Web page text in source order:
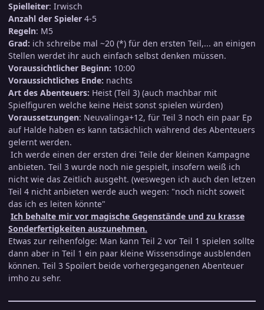
Spielleiter: Irwisch
Anzahl der Spieler 4-5
Regeln: M5
Grad: ich schreibe mal ~20 (*) für den ersten Teil,... an einigen
Stellen werdet ihr auch einfach selbst denken müssen.
Voraussichtlicher Beginn: 10:00
Voraussichtliches Ende: nachts
Art des Abenteuers: Heist (Teil 3) (auch machbar mit
Spielfiguren welche keine Heist sonst spielen würden)
Voraussetzungen: Neuvalinga+12, für Teil 3 noch ein paar Ep
auf Halde haben es kann tatsächlich während des Abenteuers
gelernt werden.
Ich werde einen der ersten drei Teile der kleinen Kampagne
anbieten. Teil 3 wurde noch nie gespielt, insofern weiß ich
nicht wie das Zeitlich ausgeht. (weswegen ich auch den letzen
Teil 4 nicht anbieten werde auch wegen: "noch nicht soweit
das ich es leiten könnte"
Ich behalte mir vor magische Gegenstände und zu krasse
Sonderfertigkeiten auszunehmen.
Etwas zur reihenfolge: Man kann Teil 2 vor Teil 1 spielen sollte
dann aber in Teil 1 ein paar kleine Wissensdinge ausblenden
können. Teil 3 Spoilert beide vorhergegangenen Abenteuer
imho zu sehr.